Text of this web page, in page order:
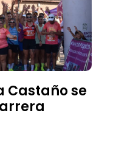
Castaño se